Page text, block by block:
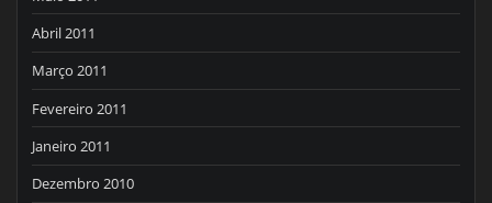
Abril 2011
Março 2011
Fevereiro 2011
Janeiro 2011
Dezembro 2010